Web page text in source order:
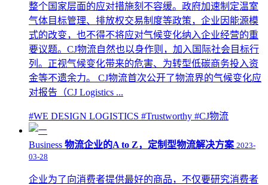
整个国家层面的应对措施刻不容缓。政府加速制定温室
气体目标管理、排放权交易制度等政策，企业因能源模
式的改变，也不得不将应对气候变化纳入企业经营的重
要议题。CJ物流自然也以身作则，加入国际社会目标行
列。正视气候变化带来的危害、为转型低碳商务投入资
金等不遗余力。 CJ物流首次公开了物流界的气候变化应
对报告（CJ Logistics ...
#WE DESIGN LOGISTICS #Trustworthy #CJ物流
Business 物流企业的A to Z，定制型物流解决方案 2023-
03-28
企业为了向消费者提供最好的商品，不仅要研究消费者